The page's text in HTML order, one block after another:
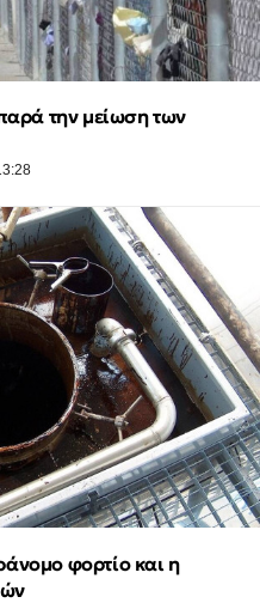
την μείωση των
φορτίο και η